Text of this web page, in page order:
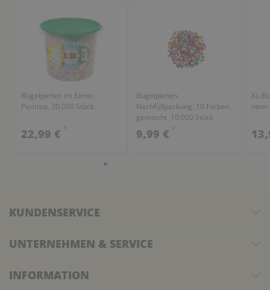
Bügelperlen im Eimer,
Perlmut, 20.000 Stück
22,99 € *
Bügelperlen
Nachfüllpackung, 10 Farben
gemischt, 10.000 Stück
9,99 € *
XL-
KUNDENSERVICE
UNTERNEHMEN & SERVICE
INFORMATION